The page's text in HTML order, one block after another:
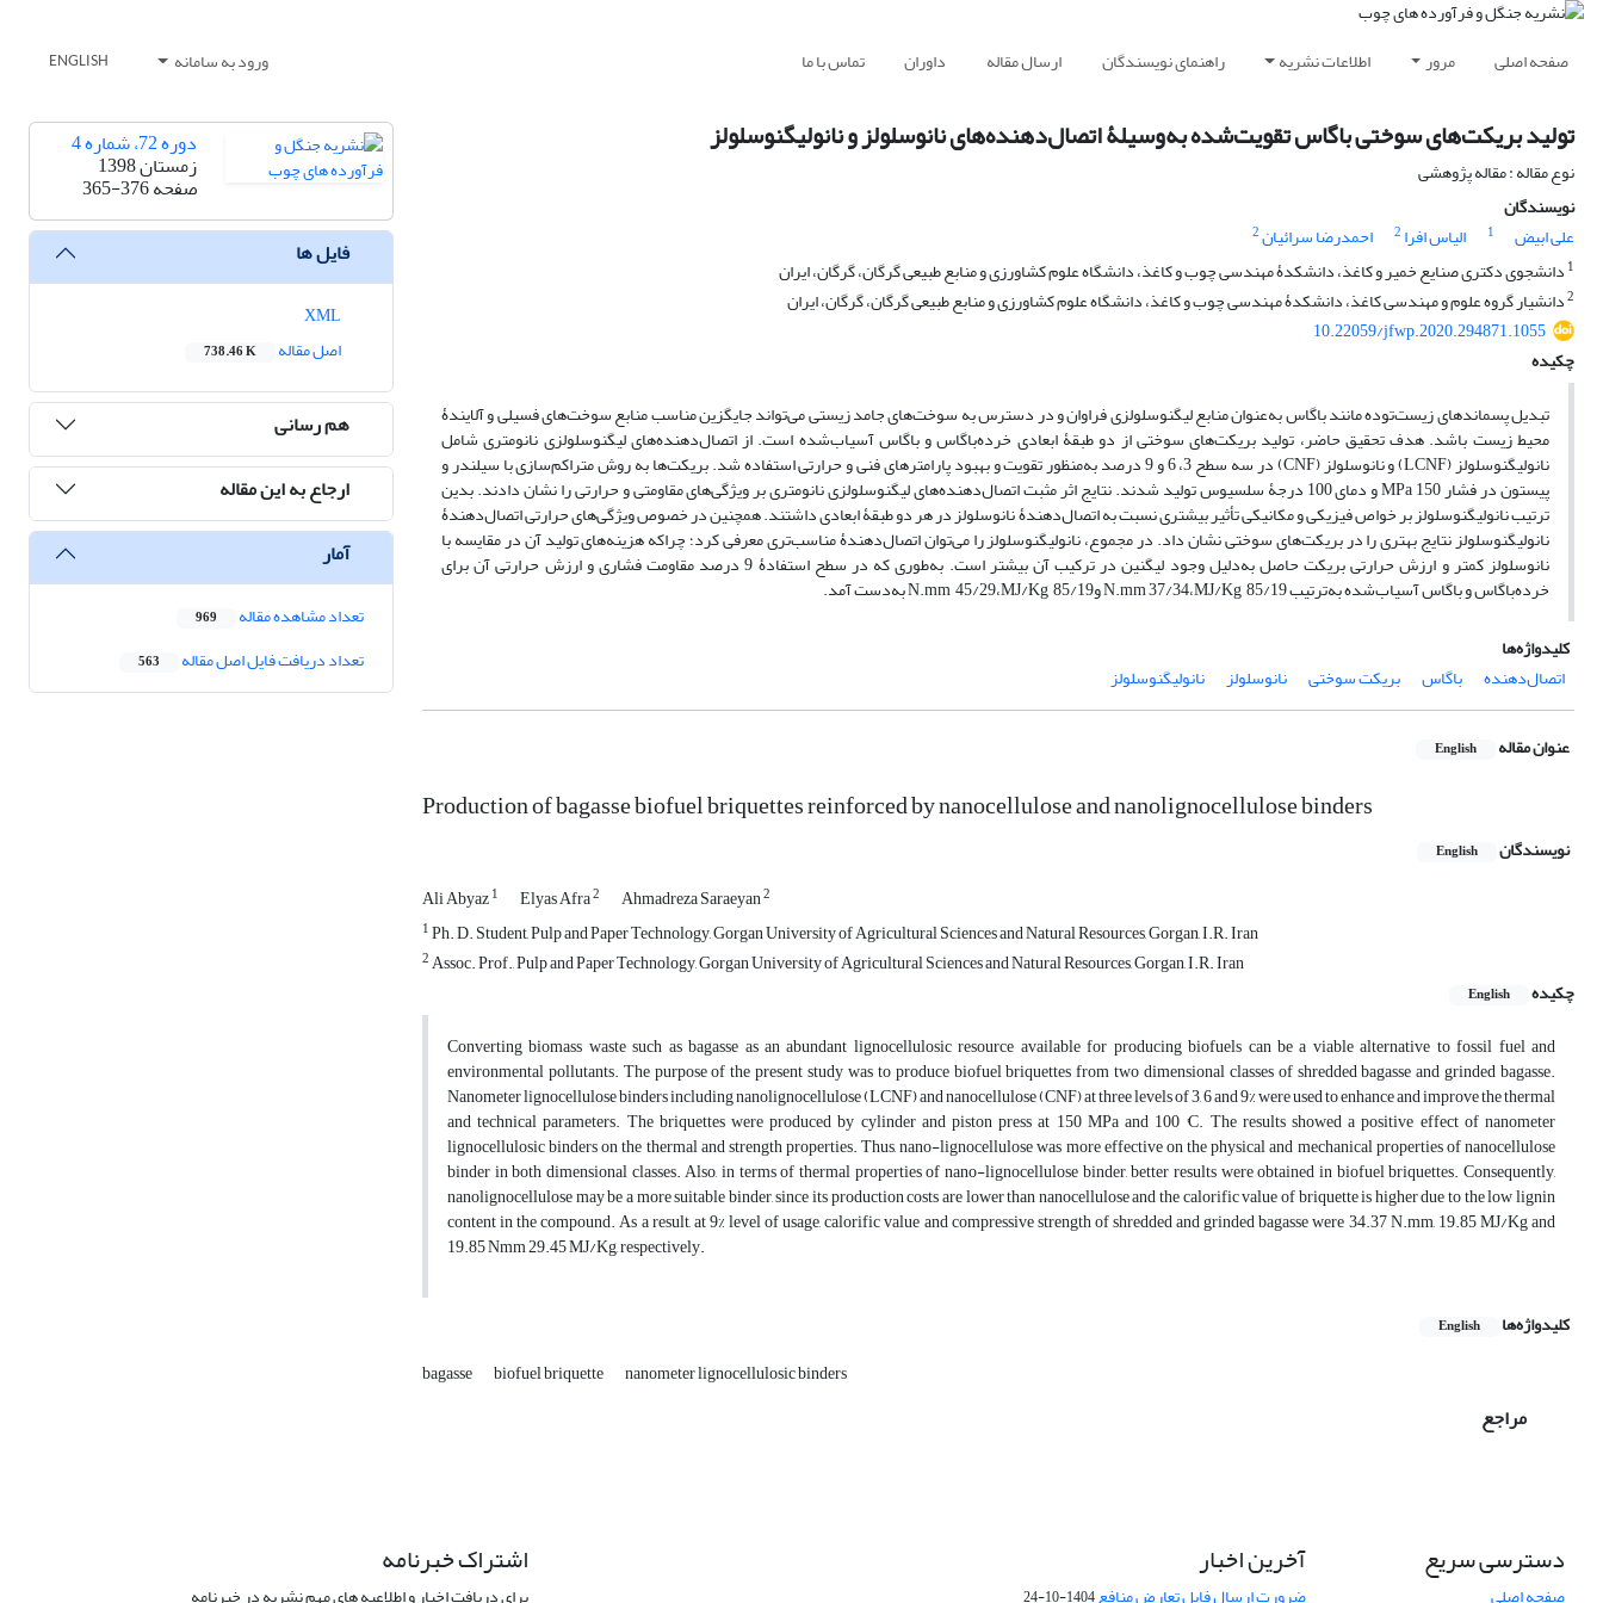
صفحه اصلی مرور اطلاعات نشریه راهنمای نویسندگان ارسال مقاله داوران تماس با ما ورود به سامانه ENGLISH
تولید بریکت‌های سوختی باگاس تقویت‌شده به‌وسیلۀ اتصال‌دهنده‌های نانوسلولز و نانولیگنوسلولز
نوع مقاله : مقاله پژوهشی
نویسندگان
علی ابیض
1 الیاس افرا 2 احمدرضا سرائیان2
1 دانشجوی دکتری صنایع خمیر و کاغذ، دانشکدۀ مهندسی چوب و کاغذ، دانشگاه علوم کشاورزی و منابع طبیعی گرگان، گرگان، ایران
2دانشیار گروه علوم و مهندسی کاغذ، دانشکدۀ مهندسی چوب و کاغذ، دانشگاه علوم کشاورزی و منابع طبیعی گرگان، گرگان، ایران
10.22059/jfwp.2020.294871.1055
چکیده
تبدیل پسماندهای زیست‌توده مانند باگاس به‌عنوان منابع لیگنوسلولزی فراوان و در دسترس به سوخت‌های جامد زیستی می‌تواند جایگزین مناسب منابع سوخت‌های فسیلی و آلایندۀ
محیط زیست باشد. هدف تحقیق حاضر، تولید بریکت‌های سوختی از دو طبقۀ ابعادی خرده‌باگاس و باگاس آسیاب‌شده است. از اتصال‌دهنده‌های لیگنوسلولزی نانومتری شامل
نانولیگنوسلولز (LCNF) و نانوسلولز (CNF) در سه سطح 3، 6 و 9 درصد به‌منظور تقویت و بهبود پارامترهای فنی و حرارتی استفاده شد. بریکت‌ها به روش متراکم‌سازی با سیلندر و
پیستون در فشار MPa 150 و دمای 100 درجۀ سلسیوس تولید شدند. نتایج اثر مثبت اتصال‌دهنده‌های لیگنوسلولزی نانومتری بر ویژگی‌های مقاومتی و حرارتی را نشان دادند. بدین
ترتیب نانولیگنوسلولز بر خواص فیزیکی و مکانیکی تأثیر بیشتری نسبت به اتصال‌دهندۀ نانوسلولز در هر دو طبقۀ ابعادی داشتند. همچنین در خصوص ویژگی‌های حرارتی اتصال‌دهندۀ
نانولیگنوسلولز نتایج بهتری را در بریکت‌های سوختی نشان داد. در مجموع، نانولیگنوسلولز را می‌توان اتصال‌دهندۀ مناسب‌تری معرفی کرد؛ چراکه هزینه‌های تولید آن در مقایسه با
نانوسلولز کمتر و ارزش حرارتی بریکت حاصل به‌دلیل وجود لیگنین در ترکیب آن بیشتر است. به‌طوری که در سطح استفادۀ 9 درصد مقاومت فشاری و ارزش حرارتی آن برای
خرده‌باگاس و باگاس آسیاب‌شده به‌ترتیب N.mm 37/34،MJ/Kg 85/19 وN.mm 45/29،MJ/Kg 85/19 به‌دست آمد.
کلیدواژه‌ها
اتصال‌دهنده
باگاس بریکت سوختی نانوسلولز نانولیگنوسلولز
عنوان مقاله English
Production of bagasse biofuel briquettes reinforced by nanocellulose and nanolignocellulose binders
نویسندگان English
Ali Abyaz1 Elyas Afra2 Ahmadreza Saraeyan2
1Ph. D. Student, Pulp and Paper Technology, Gorgan University of Agricultural Sciences and Natural Resources, Gorgan, I.R. Iran
2Assoc. Prof., Pulp and Paper Technology, Gorgan University of Agricultural Sciences and Natural Resources, Gorgan, I.R. Iran
چکیده
English
Converting biomass waste such as bagasse as an abundant lignocellulosic resource available for producing biofuels can be a viable alternative to fossil fuel and
environmental pollutants. The purpose of the present study was to produce biofuel briquettes from two dimensional classes of shredded bagasse and grinded bagasse.
Nanometer lignocellulose binders including nanolignocellulose (LCNF) and nanocellulose (CNF) at three levels of 3, 6 and 9% were used to enhance and improve the thermal
and technical parameters. The briquettes were produced by cylinder and piston press at 150 MPa and 100 °C. The results showed a positive effect of nanometer
lignocellulosic binders on the thermal and strength properties. Thus, nano-lignocellulose was more effective on the physical and mechanical properties of nanocellulose
binder in both dimensional classes. Also, in terms of thermal properties of nano-lignocellulose binder, better results were obtained in biofuel briquettes. Consequently,
nanolignocellulose may be a more suitable binder, since its production costs are lower than nanocellulose and the calorific value of briquette is higher due to the low lignin
content in the compound. As a result, at 9% level of usage, calorific value and compressive strength of shredded and grinded bagasse were 34.37 N.mm, 19.85 MJ/Kg and
19.85 Nmm 29.45 MJ/Kg, respectively.
کلیدواژه‌ها English
bagasse biofuel briquette nanometer lignocellulosic binders
مراجع
دوره 72، شماره 4
زمستان 1398
صفحه365-376
فایل ها
اصل مقاله
738.46 K
هم رسانی
ارجاع به این مقاله
آمار
تعداد مشاهده مقاله 969
تعداد دریافت فایل اصل مقاله 563
دسترسی سریع آخرین اخبار اشتراک خبرنامه